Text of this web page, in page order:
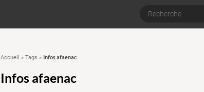
Accueil » Tags » Infos afaenac
Infos afaenac